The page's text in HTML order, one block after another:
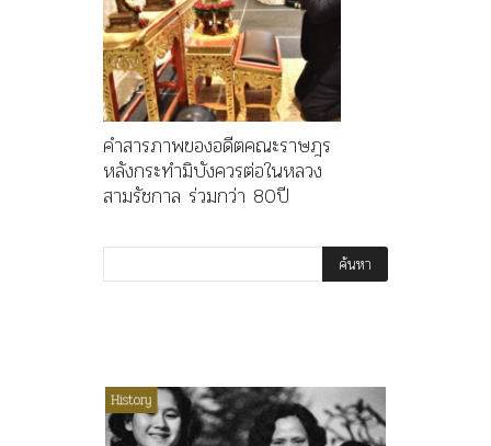
คำสารภาพของอดีตคณะราษฎร
หลังกระทำมิบังควรต่อในหลวง
สามรัชกาล ร่วมกว่า 80ปี
History